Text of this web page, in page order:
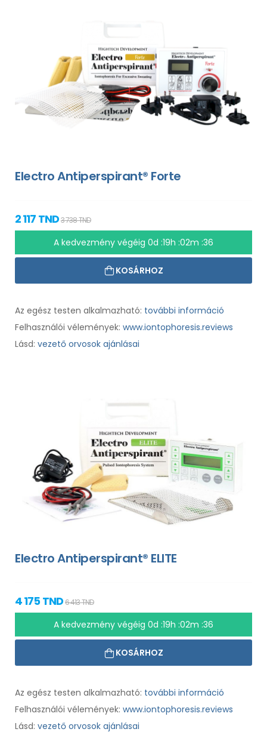
Electro Antiperspirant® Forte
2 117 TND3 738 TND
A kedvezmény végéig0d :19h :02m :35
KOSÁRHOZ
Az egész testen alkalmazható: további információ
Felhasználói vélemények: www.iontophoresis.reviews
Lásd: vezető orvosok ajánlásai
Electro Antiperspirant® ELITE
4 175 TND6 413 TND
A kedvezmény végéig0d :19h :02m :35
KOSÁRHOZ
Az egész testen alkalmazható: további információ
Felhasználói vélemények: www.iontophoresis.reviews
Lásd: vezető orvosok ajánlásai